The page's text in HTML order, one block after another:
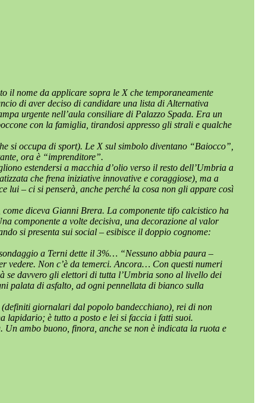
il nome da applicare sopra le X che temporaneamente
di aver deciso di candidare una lista di Alternativa
urgente nell’aula consiliare di Palazzo Spada. Era un
con la famiglia, tirandosi appresso gli strali e qualche
si occupa di sport). Le X sul simbolo diventano “Baiocco”,
ora è “imprenditore”.
estendersi a macchia d’olio verso il resto dell’Umbria a
che frena iniziative innovative e coraggiose), ma a
lui – ci si penserà, anche perché la cosa non gli appare così
diceva Gianni Brera. La componente tifo calcistico ha
componente a volte decisiva, una decorazione al valor
si presenta sui social – esibisce il doppio cognome:
a Terni dette il 3%… “Nessuno abbia paura –
vedere. Non c’è da temerci. Ancora… Con questi numeri
se davvero gli elettori di tutta l’Umbria sono al livello dei
palata di asfalto, ad ogni pennellata di bianco sulla
(definiti giornalari dal popolo bandecchiano), rei di non
lapidario; è tutto a posto e lei si faccia i fatti suoi.
ambo buono, finora, anche se non è indicata la ruota e